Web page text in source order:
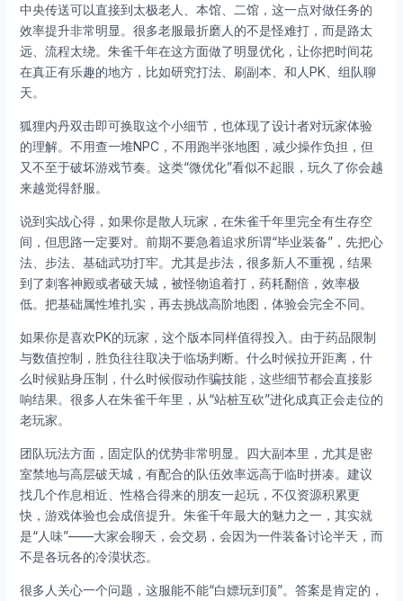
中央传送可以直接到太极老人、本馆、二馆，这一点对做任务的
效率提升非常明显。很多老服最折磨人的不是怪难打，而是路太
远、流程太绕。朱雀千年在这方面做了明显优化，让你把时间花
在真正有乐趣的地方，比如研究打法、刷副本、和人PK、组队聊
天。
狐狸内丹双击即可换取这个小细节，也体现了设计者对玩家体验
的理解。不用查一堆NPC，不用跑半张地图，减少操作负担，但
又不至于破坏游戏节奏。这类“微优化”看似不起眼，玩久了你会越
来越觉得舒服。
说到实战心得，如果你是散人玩家，在朱雀千年里完全有生存空
间，但思路一定要对。前期不要急着追求所谓“毕业装备”，先把心
法、步法、基础武功打牢。尤其是步法，很多新人不重视，结果
到了刺客神殿或者破天城，被怪物追着打，药耗翻倍，效率极
低。把基础属性堆扎实，再去挑战高阶地图，体验会完全不同。
如果你是喜欢PK的玩家，这个版本同样值得投入。由于药品限制
与数值控制，胜负往往取决于临场判断。什么时候拉开距离，什
么时候贴身压制，什么时候假动作骗技能，这些细节都会直接影
响结果。很多人在朱雀千年里，从“站桩互砍”进化成真正会走位的
老玩家。
团队玩法方面，固定队的优势非常明显。四大副本里，尤其是密
室禁地与高层破天城，有配合的队伍效率远高于临时拼凑。建议
找几个作息相近、性格合得来的朋友一起玩，不仅资源积累更
快，游戏体验也会成倍提升。朱雀千年最大的魅力之一，其实就
是“人味”——大家会聊天，会交易，会因为一件装备讨论半天，而
不是各玩各的冷漠状态。
很多人关心一个问题，这服能不能“白嫖玩到顶”。答案是肯定的，